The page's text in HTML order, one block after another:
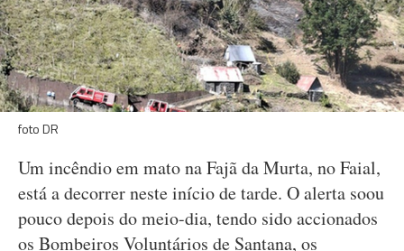
foto DR
Um incêndio em mato na Fajã da Murta, no Faial,
está a decorrer neste início de tarde. O alerta soou
pouco depois do meio-dia, tendo sido accionados
os Bombeiros Voluntários de Santana, os